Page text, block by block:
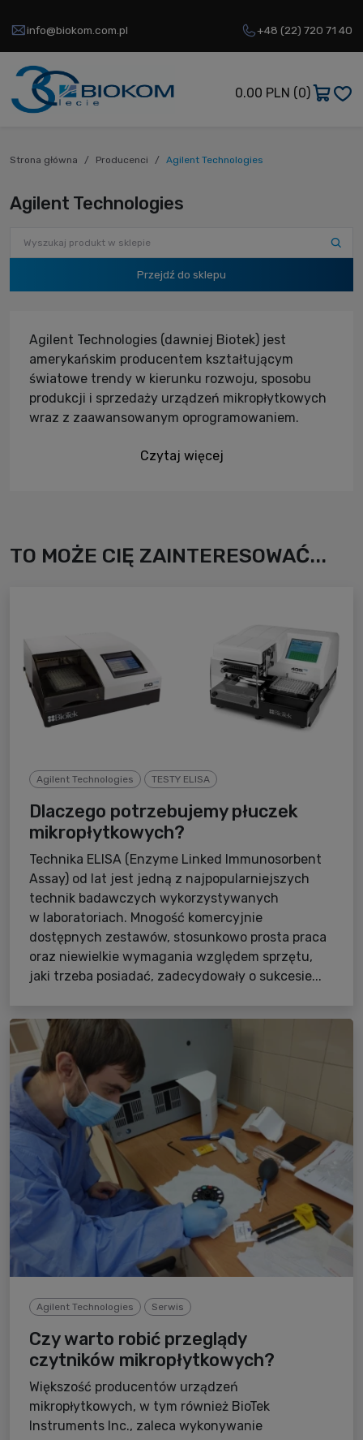
info@biokom.com.pl +48 (22) 720 71 40
0.00 PLN (0)
Strona główna Producenci Agilent Technologies
Agilent Technologies
Przejdź do sklepu
Agilent Technologies (dawniej Biotek) jest
amerykańskim producentem kształtującym
światowe trendy w kierunku rozwoju, sposobu
produkcji i sprzedaży urządzeń mikropłytkowych
wraz z zaawansowanym oprogramowaniem.
Czytaj więcej
TO MOŻE CIĘ ZAINTERESOWAĆ...
Agilent Technologies TESTY ELISA
Dlaczego potrzebujemy płuczek
mikropłytkowych?
Technika ELISA (Enzyme Linked Immunosorbent
Assay) od lat jest jedną z najpopularniejszych
technik badawczych wykorzystywanych
w laboratoriach. Mnogość komercyjnie
dostępnych zestawów, stosunkowo prosta praca
oraz niewielkie wymagania względem sprzętu,
jaki trzeba posiadać, zadecydowały o sukcesie...
Agilent Technologies Serwis
Czy warto robić przeglądy
czytników mikropłytkowych?
Większość producentów urządzeń
mikropłytkowych, w tym również BioTek
Instruments Inc., zaleca wykonywanie